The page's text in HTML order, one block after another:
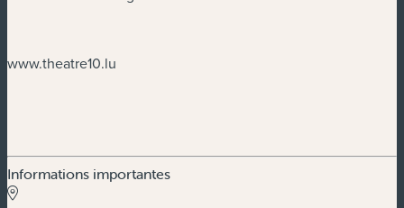
www.theatre10.lu
Informations importantes